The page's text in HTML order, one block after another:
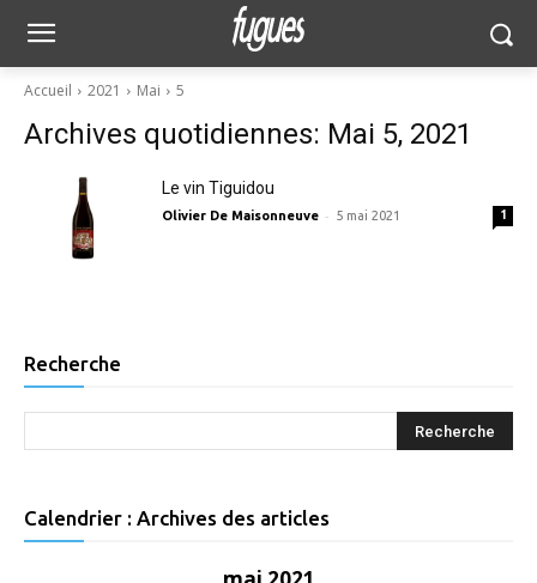
Accueil 2021 Mai 5
Archives quotidiennes: Mai 5, 2021
Le vin Tiguidou
Olivier De Maisonneuve - 5 mai 2021 1
Recherche
Calendrier : Archives des articles